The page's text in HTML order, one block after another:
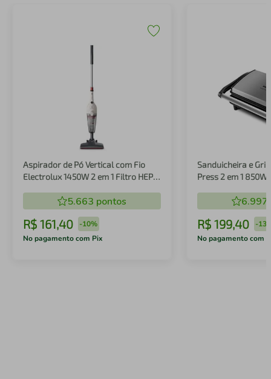
Aspirador de Pó Vertical com Fio
Electrolux 1450W 2 em 1 Filtro HEPA
5.663 pontos
R$ 161,40 -10%
No pagamento com Pix
Sanduicheira e
Press 2 em 1 850W
6.997
R$ 199,40 -
No pagamento com